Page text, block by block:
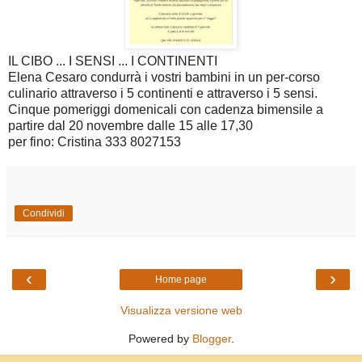
IL CIBO ... I SENSI ... I CONTINENTI
Elena Cesaro condurrà i vostri bambini in un per-corso
culinario attraverso i 5 continenti e attraverso i 5 sensi.
Cinque pomeriggi domenicali con cadenza bimensile a
partire dal 20 novembre dalle 15 alle 17,30
per fino: Cristina 333 8027153
Condividi
‹ ›
Home page
Visualizza versione web
Powered by Blogger.